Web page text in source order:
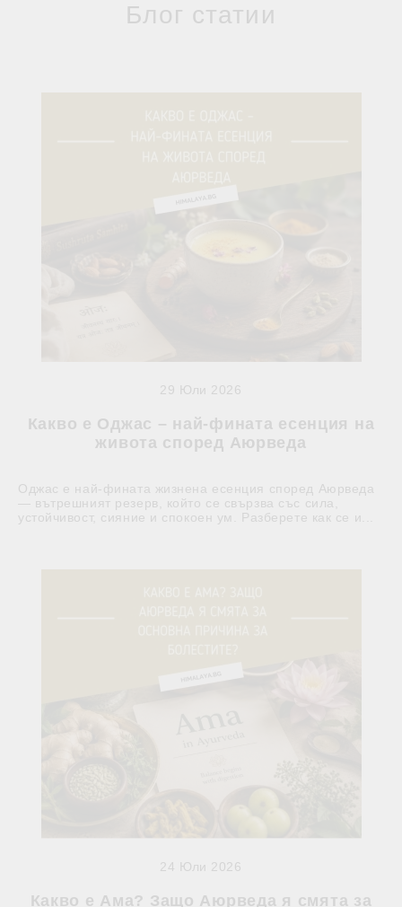
Блог статии
Какво е Оджас – най-фината есенция на
живота според Аюрведа
29 Юли 2026
Оджас е най-фината жизнена есенция според Аюрведа
— вътрешният резерв, който се свързва със сила,
устойчивост, сияние и спокоен ум. Разберете как се и...
Какво е Ама? Защо Аюрведа я смята за
24 Юли 2026